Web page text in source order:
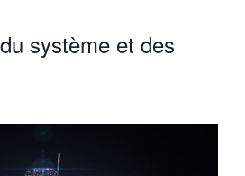
système et des